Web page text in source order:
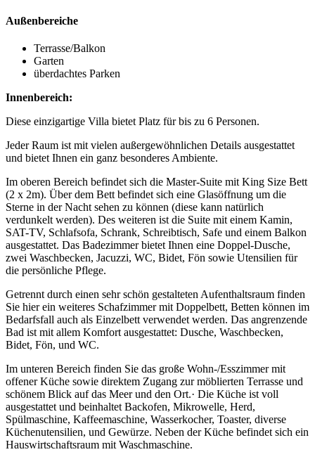
Außenbereiche
Terrasse/Balkon
Garten
überdachtes Parken
Innenbereich:
Diese einzigartige Villa bietet Platz für bis zu 6 Personen.
Jeder Raum ist mit vielen außergewöhnlichen Details ausgestattet
und bietet Ihnen ein ganz besonderes Ambiente.
Im oberen Bereich befindet sich die Master-Suite mit King Size Bett
(2 x 2m). Über dem Bett befindet sich eine Glasöffnung um die
Sterne in der Nacht sehen zu können (diese kann natürlich
verdunkelt werden). Des weiteren ist die Suite mit einem Kamin,
SAT-TV, Schlafsofa, Schrank, Schreibtisch, Safe und einem Balkon
ausgestattet. Das Badezimmer bietet Ihnen eine Doppel-Dusche,
zwei Waschbecken, Jacuzzi, WC, Bidet, Fön sowie Utensilien für
die persönliche Pflege.
Getrennt durch einen sehr schön gestalteten Aufenthaltsraum finden
Sie hier ein weiteres Schafzimmer mit Doppelbett, Betten können im
Bedarfsfall auch als Einzelbett verwendet werden. Das angrenzende
Bad ist mit allem Komfort ausgestattet: Dusche, Waschbecken,
Bidet, Fön, und WC.
Im unteren Bereich finden Sie das große Wohn-/Esszimmer mit
offener Küche sowie direktem Zugang zur möblierten Terrasse und
schönem Blick auf das Meer und den Ort.· Die Küche ist voll
ausgestattet und beinhaltet Backofen, Mikrowelle, Herd,
Spülmaschine, Kaffeemaschine, Wasserkocher, Toaster, diverse
Küchenutensilien, und Gewürze. Neben der Küche befindet sich ein
Hauswirtschaftsraum mit Waschmaschine.